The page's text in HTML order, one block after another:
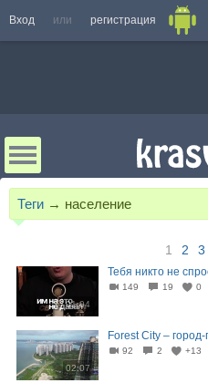
Вход или регистрация
Теги → население
1 2 3
01:04
Тебя никто не
149 19 0
02:07
Forest City –
92 2 +13